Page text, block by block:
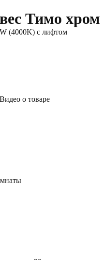
Тимо хром
(4000K) с лифтом
Видео о товаре